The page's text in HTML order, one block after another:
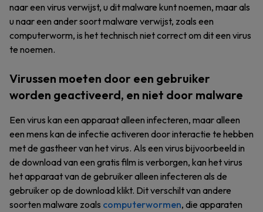
naar een virus verwijst, u dit malware kunt noemen, maar als
u naar een ander soort malware verwijst, zoals een
computerworm, is het technisch niet correct om dit een virus
te noemen.
Virussen moeten door een gebruiker
worden geactiveerd, en niet door malware
Een virus kan een apparaat alleen infecteren, maar alleen
een mens kan de infectie activeren door interactie te hebben
met de gastheer van het virus. Als een virus bijvoorbeeld in
de download van een gratis film is verborgen, kan het virus
het apparaat van de gebruiker alleen infecteren als de
gebruiker op de download klikt. Dit verschilt van andere
soorten malware zoals computerwormen, die apparaten